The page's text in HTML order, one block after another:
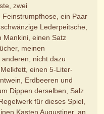
zwei
Feinstrumpfhose, ein Paar
Lederpeitsche,
Mankini, einen Satz
meinen
nicht dazu
einen 5-Liter-
Erdbeeren und
Dippen derselben, Salz
für dieses Spiel,
Kasten Augustiner, an